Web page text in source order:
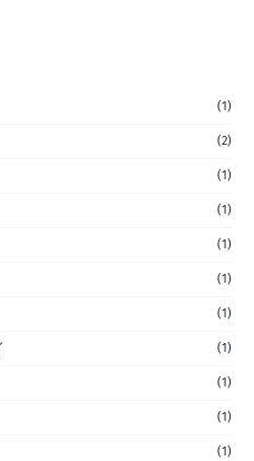
(1)
(2)
(1)
(1)
(1)
(1)
(1)
(1)
(1)
(1)
(1)